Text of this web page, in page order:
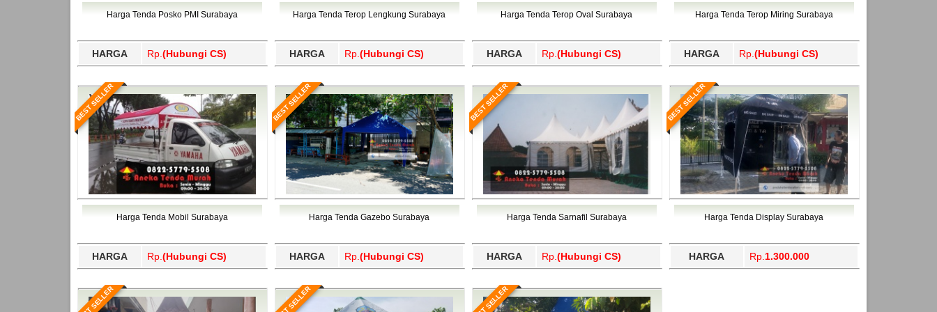
Bawang Barat, Tulangbawang, Tulungagung, Wajo, Wakatobi, Waropen, Way Kanan, Wonogiri, Wonosobo, Yahukimo, Yalimo, Yogyakarta.
Harga Tenda Posko PMI Surabaya
HARGA Rp. (Hubungi CS)
Harga Tenda Terop Lengkung Surabaya
HARGA Rp. (Hubungi CS)
Harga Tenda Terop Oval Surabaya
HARGA Rp. (Hubungi CS)
Harga Tenda Terop Miring Surabaya
HARGA Rp. (Hubungi CS)
BEST SELLER
Harga Tenda Mobil Surabaya
HARGA Rp. (Hubungi CS)
BEST SELLER
Harga Tenda Gazebo Surabaya
HARGA Rp. (Hubungi CS)
BEST SELLER
Harga Tenda Sarnafil Surabaya
HARGA Rp. (Hubungi CS)
BEST SELLER
Harga Tenda Display Surabaya
HARGA Rp. 1.300.000